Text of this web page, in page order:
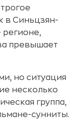
в Синьцзян-
регионе,
превышает
но ситуация
несколько
группа,
сунниты.